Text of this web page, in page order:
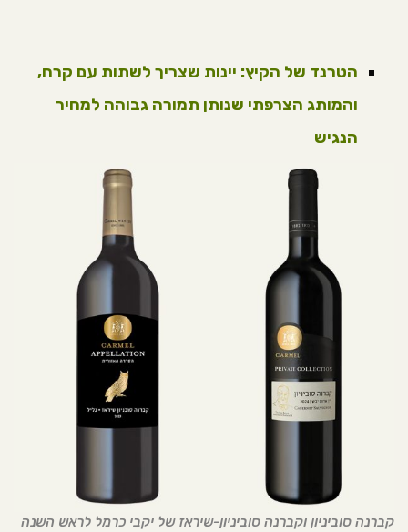
הטרנד של הקיץ: יינות שצריך לשתות עם קרח,
והמותג הצרפתי שנותן תמורה גבוהה למחיר
הנגיש
קברנה סוביניון וקברנה סוביניון-שיראז של יקבי כרמל לראש השנה